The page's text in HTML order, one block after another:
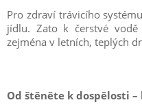
Pro zdraví trávicího
jídlu. Zato k čerstvé
zejména v letních, teplých
Od štěněte k dospělosti